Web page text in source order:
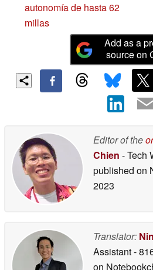
autonomía de hasta 62
millas
Add as a
source on
Editor of the
Chien - Tech
published on
2023
Translator:
Assistant-
on